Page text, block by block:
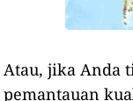
Atau, jika Anda
pemantauan